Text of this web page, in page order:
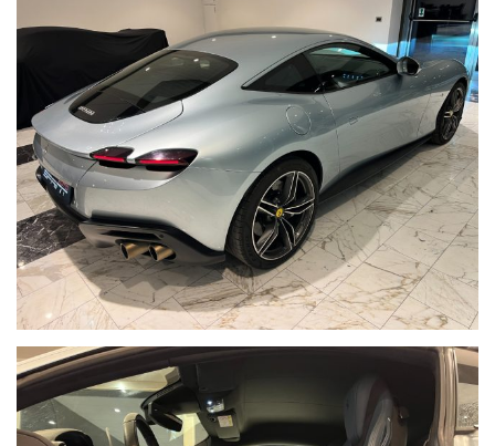
- SEDILI RISCALDABILI E VENTILATI,
- CHIUSURA CENTRALIZZATA CON TELECOMANDO.
PREZZO ESLCUSO DEL TRASFERIMENTO DI PROPRIETA' A CARICO
DELL'ACQUIRENTE.
EXPORT AVAILABLE, WE SPEAK ENGLISH/NOUS PARLE FRACAIS.
ANNUNCIO REALE, VETTURA DISPONIBILE IN SEDE, POTETE VENIRLA A
VEDERE, PROVARE E TOCCARE CON MANO.
PREZZO SENZA SORPRESE, NON LEGATO AD ALCUNA FORMA DI
FINANZIAMENTO O ALLA STIPULA DI UNA ASSICURAZIONE.
SPRINT AUTO
Per tutte le informazioni contattare:
SEDE: 0444/760759,
UFFICIO VENDITE E NOLEGGIO: VALENTINO 0039 328/8492616,
RESPONSABILE USATO: TOMMASO 0039 328/8275575.